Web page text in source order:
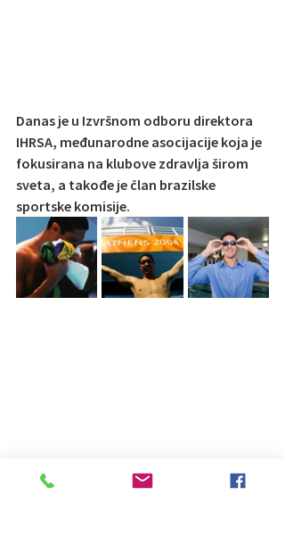
Danas je u Izvršnom odboru direktora
IHRSA, međunarodne asocijacije koja je
fokusirana na klubove zdravlja širom
sveta, a takođe je član brazilske
sportske komisije.